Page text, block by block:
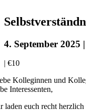
4. September 2025
| €10
Kolleginnen und
Interessenten,
laden euch recht herzlich